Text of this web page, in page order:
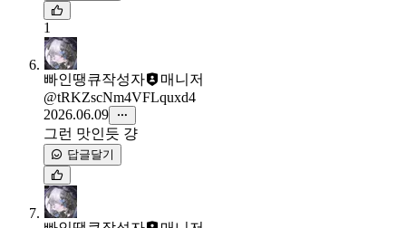
1
빠인땡큐작성자
매니저
@tRKZscNm4VFLquxd4
2026.06.09
그런 맛인듯 걍
답글달기